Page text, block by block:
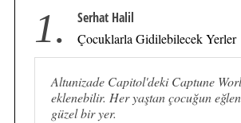
1. Serhat Halil
Çocuklarla Gidilebilecek Yerler
Altunizade Capitol'deki Captune
eklenebilir. Her yaştan çocuğun
güzel bir yer.